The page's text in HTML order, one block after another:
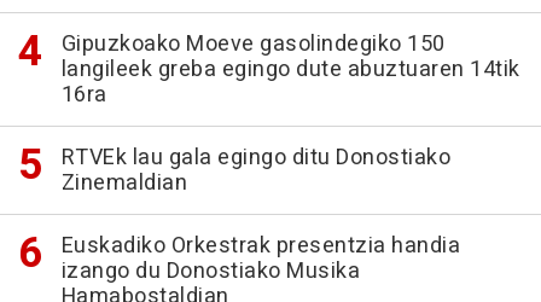
Gipuzkoako Moeve gasolindegiko 150
langileek greba egingo dute abuztuaren 14tik
16ra
RTVEk lau gala egingo ditu Donostiako
Zinemaldian
Euskadiko Orkestrak presentzia handia
izango du Donostiako Musika